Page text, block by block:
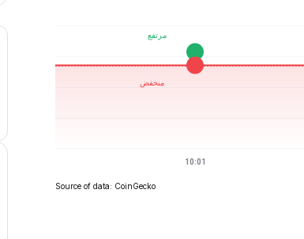
Source of data: CoinGecko